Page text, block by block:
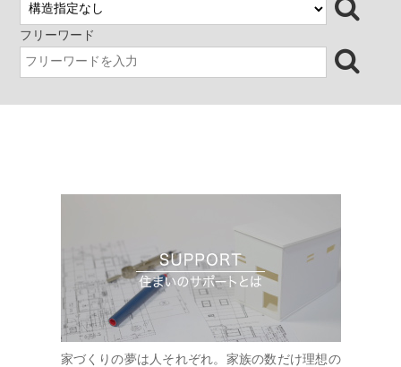
フリーワード
家づくりの夢は人それぞれ。家族の数だけ理想の